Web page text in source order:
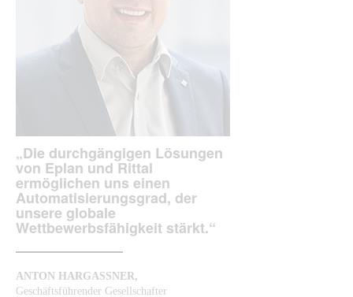
„Die durchgängigen Lösungen
von Eplan und Rittal
ermöglichen uns einen
Automatisierungsgrad, der
unsere globale
Wettbewerbsfähigkeit stärkt.“
ANTON HARGASSNER,
Geschäftsführender Gesellschafter